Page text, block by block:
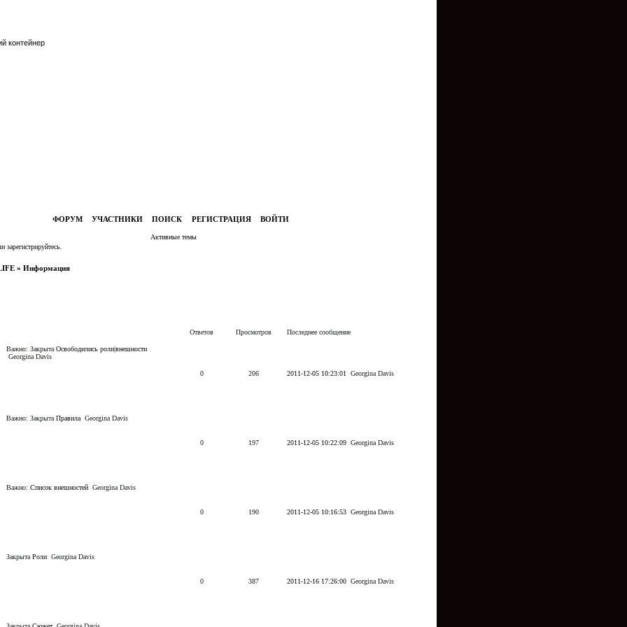
контейнер
контейнер
ФОРУМ УЧАСТНИКИ ПОИСК РЕГИСТРАЦИЯ ВОЙТИ
Активные темы
зарегистрируйтесь
»Информация
Ответов Просмотров Последнее сообщение
Важно: ЗакрытаОсвободились роли|внешности
Georgina Davis
0 206 2011-12-05 10:23:01 Georgina Davis
Важно: ЗакрытаПравила Georgina Davis
0 197 2011-12-05 10:22:09 Georgina Davis
Важно: Список внешностей Georgina Davis
0 190 2011-12-05 10:16:53 Georgina Davis
ЗакрытаРоли Georgina Davis
0 387 2011-12-16 17:26:00 Georgina Davis